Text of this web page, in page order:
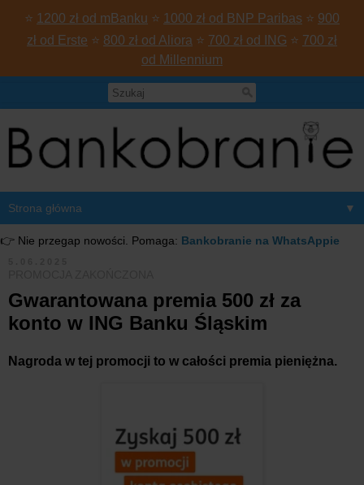
⭐ 1200 zł od mBanku ⭐ 1000 zł od BNP Paribas ⭐ 900
zł od Erste ⭐ 800 zł od Aliora ⭐ 700 zł od ING ⭐ 700 zł
od Millennium
▼
👉 Nie przegap nowości. Pomaga: Bankobranie na WhatsAppie
Gwarantowana premia 500 zł za
konto w ING Banku Śląskim
Nagroda w tej promocji to w całości premia pieniężna.